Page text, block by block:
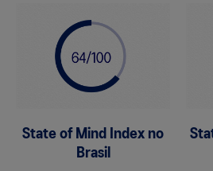
State of Mind Index no
Brasil